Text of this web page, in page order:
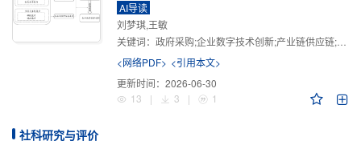
AI导读
刘梦琪,王敏
关键词： 政府采购;企业数字技术创新;产业链供应链;产业链供应链韧性;需求侧财政政策
<网络PDF> <引用本文>
更新时间： 2026-06-30
13
| 3 | 1
社科研究与评价